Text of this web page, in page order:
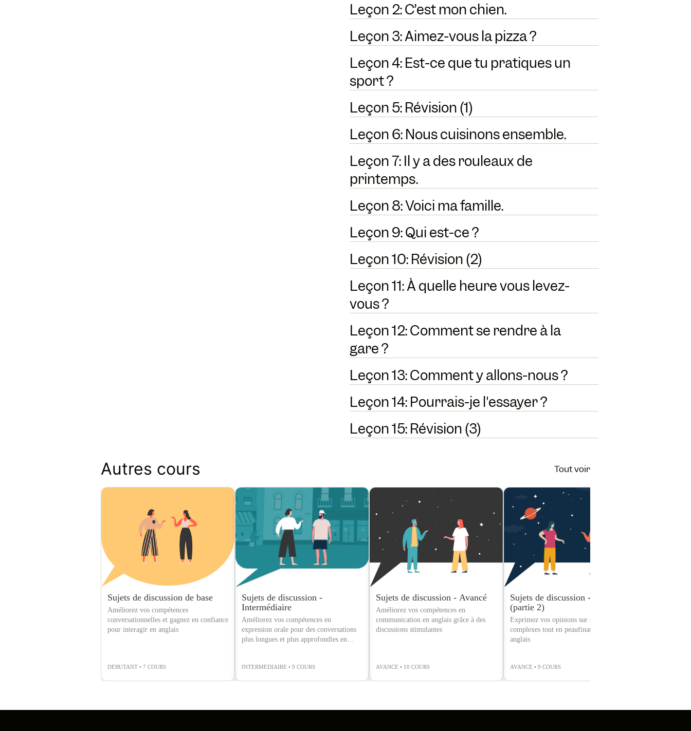
Leçon 2: C’est mon chien.
Leçon 3: Aimez-vous la pizza ?
Leçon 4: Est-ce que tu pratiques un
sport ?
Leçon 5: Révision (1)
Leçon 6: Nous cuisinons ensemble.
Leçon 7: Il y a des rouleaux de
printemps.
Leçon 8: Voici ma famille.
Leçon 9: Qui est-ce ?
Leçon 10: Révision (2)
Leçon 11: À quelle heure vous levez-
vous ?
Leçon 12: Comment se rendre à la
gare ?
Leçon 13: Comment y allons-nous ?
Leçon 14: Pourrais-je l'essayer ?
Leçon 15: Révision (3)
Autres cours Tout voir
Sujets de discussion de base
Améliorez vos compétences
conversationnelles et gagnez en confiance
pour interagir en anglais
DÉBUTANT • 7 COURS
Sujets de discussion -
Intermédiaire
Améliorez vos compétences en
expression orale pour des conversations
plus longues et plus approfondies en
INTERMÉDIAIRE • 9 COURS
Sujets de discussion - Avancé
Améliorez vos compétences en
communication en anglais grâce à des
discussions stimulantes
AVANCÉ • 10 COURS
Sujets de discussion - Avancé
(partie 2)
Exprimez vos opinions sur des sujets
complexes tout en peaufinant votre
anglais
AVANCÉ • 9 COURS